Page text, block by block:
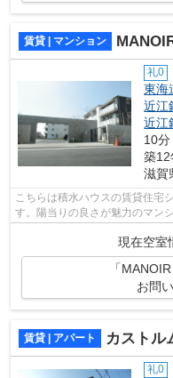
賃貸 | マンション
礼0
東海
近江
近江
10
築12
滋賀
こちらは積水ハウスの賃貸住宅
す。陽当りの良さが魅力のマン
現在空室
「
お問
賃貸 | アパート カストル
礼0